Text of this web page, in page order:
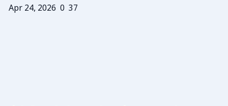
Apr 24, 2026 0 37